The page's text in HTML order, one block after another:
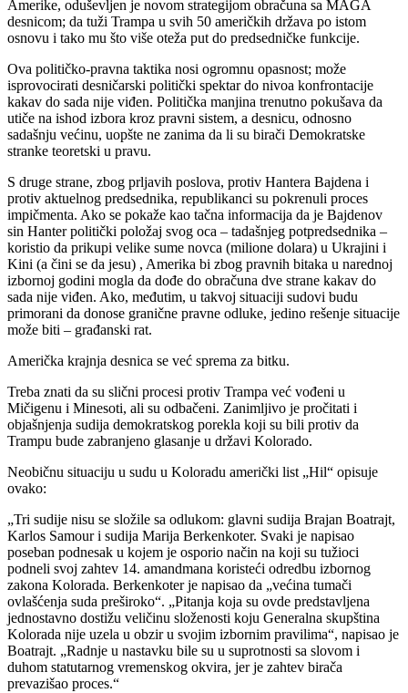
Amerike, oduševljen je novom strategijom obračuna sa MAGA
desnicom; da tuži Trampa u svih 50 američkih država po istom
osnovu i tako mu što više oteža put do predsedničke funkcije.
Ova političko-pravna taktika nosi ogromnu opasnost; može
isprovocirati desničarski politički spektar do nivoa konfrontacije
kakav do sada nije viđen. Politička manjina trenutno pokušava da
utiče na ishod izbora kroz pravni sistem, a desnicu, odnosno
sadašnju većinu, uopšte ne zanima da li su birači Demokratske
stranke teoretski u pravu.
S druge strane, zbog prljavih poslova, protiv Hantera Bajdena i
protiv aktuelnog predsednika, republikanci su pokrenuli proces
impičmenta. Ako se pokaže kao tačna informacija da je Bajdenov
sin Hanter politički položaj svog oca – tadašnjeg potpredsednika –
koristio da prikupi velike sume novca (milione dolara) u Ukrajini i
Kini (a čini se da jesu) , Amerika bi zbog pravnih bitaka u narednoj
izbornoj godini mogla da dođe do obračuna dve strane kakav do
sada nije viđen. Ako, međutim, u takvoj situaciji sudovi budu
primorani da donose granične pravne odluke, jedino rešenje situacije
može biti – građanski rat.
Američka krajnja desnica se već sprema za bitku.
Treba znati da su slični procesi protiv Trampa već vođeni u
Mičigenu i Minesoti, ali su odbačeni. Zanimljivo je pročitati i
objašnjenja sudija demokratskog porekla koji su bili protiv da
Trampu bude zabranjeno glasanje u državi Kolorado.
Neobičnu situaciju u sudu u Koloradu američki list „Hil“ opisuje
ovako:
„Tri sudije nisu se složile sa odlukom: glavni sudija Brajan Boatrajt,
Karlos Samour i sudija Marija Berkenkoter. Svaki je napisao
poseban podnesak u kojem je osporio način na koji su tužioci
podneli svoj zahtev 14. amandmana koristeći odredbu izbornog
zakona Kolorada. Berkenkoter je napisao da „većina tumači
ovlašćenja suda preširoko“. „Pitanja koja su ovde predstavljena
jednostavno dostižu veličinu složenosti koju Generalna skupština
Kolorada nije uzela u obzir u svojim izbornim pravilima“, napisao je
Boatrajt. „Radnje u nastavku bile su u suprotnosti sa slovom i
duhom statutarnog vremenskog okvira, jer je zahtev birača
prevazišao proces.“